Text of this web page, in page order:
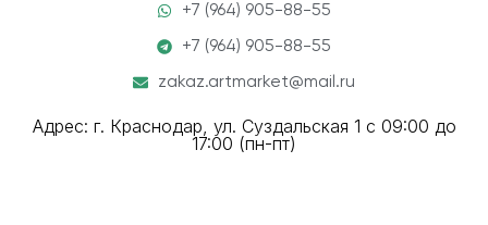
+7 (964) 905-88-55
+7 (964) 905-88-55
zakaz.artmarket@mail.ru
Адрес: г. Краснодар, ул. Суздальская 1 с 09:00 до
17:00 (пн-пт)